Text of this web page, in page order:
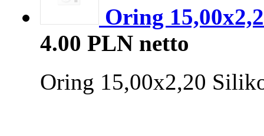
Oring
4.00 PLN netto
Oring 15,00x2,20